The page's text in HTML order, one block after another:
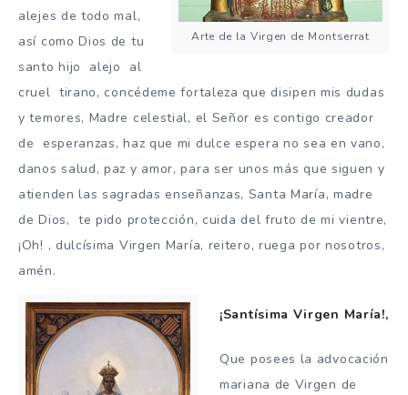
Arte de la Virgen de Montserrat
alejes de todo mal,
así como Dios de tu
santo hijo alejo al
cruel tirano, concédeme fortaleza que disipen mis dudas
y temores, Madre celestial, el Señor es contigo creador
de esperanzas, haz que mi dulce espera no sea en vano,
danos salud, paz y amor, para ser unos más que siguen y
atienden las sagradas enseñanzas, Santa María, madre
de Dios, te pido protección, cuida del fruto de mi vientre,
¡Oh! , dulcísima Virgen María, reitero, ruega por nosotros,
amén.
¡Santísima Virgen María!,
Que posees la advocación
mariana de Virgen de